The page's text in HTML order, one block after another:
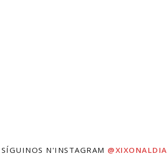
SÍGUINOS N'INSTAGRAM @XIXONALDIA